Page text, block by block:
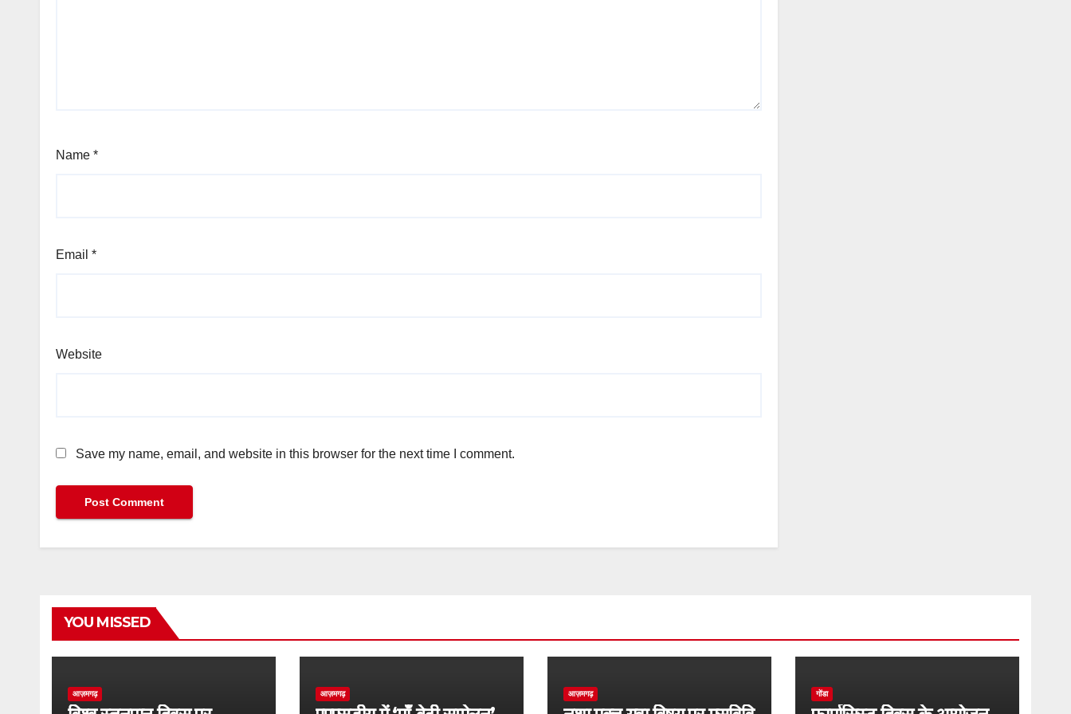
Name *
Email *
Website
Save my name, email, and website in this browser for the next time I comment.
YOU MISSED
आज़मगढ़ आज़मगढ़ आज़मगढ़ गोंडा